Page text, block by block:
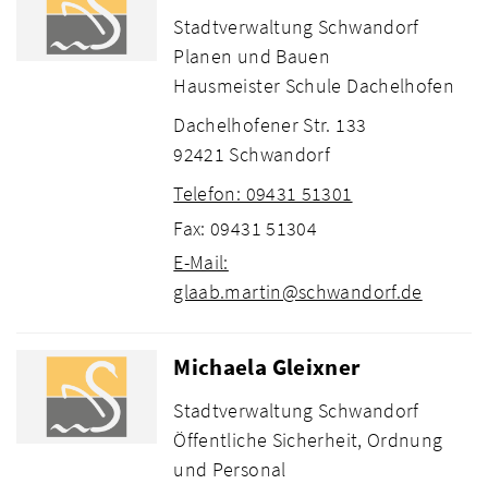
Stadtverwaltung Schwandorf
Planen und Bauen
Hausmeister Schule Dachelhofen
Dachelhofener Str. 133
92421 Schwandorf
Telefon: 09431 51301
Fax: 09431 51304
E-Mail:
glaab.martin@schwandorf.de
Michaela Gleixner
Stadtverwaltung Schwandorf
Öffentliche Sicherheit, Ordnung
und Personal